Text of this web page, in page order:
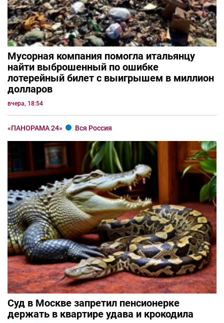
Мусорная компания помогла итальянцу
найти выброшенный по ошибке
лотерейный билет с выигрышем в миллион
долларов
вчера, 18:54
«ПАНОРАМА 24» Вся Россия
Суд в Москве запретил пенсионерке
держать в квартире удава и крокодила